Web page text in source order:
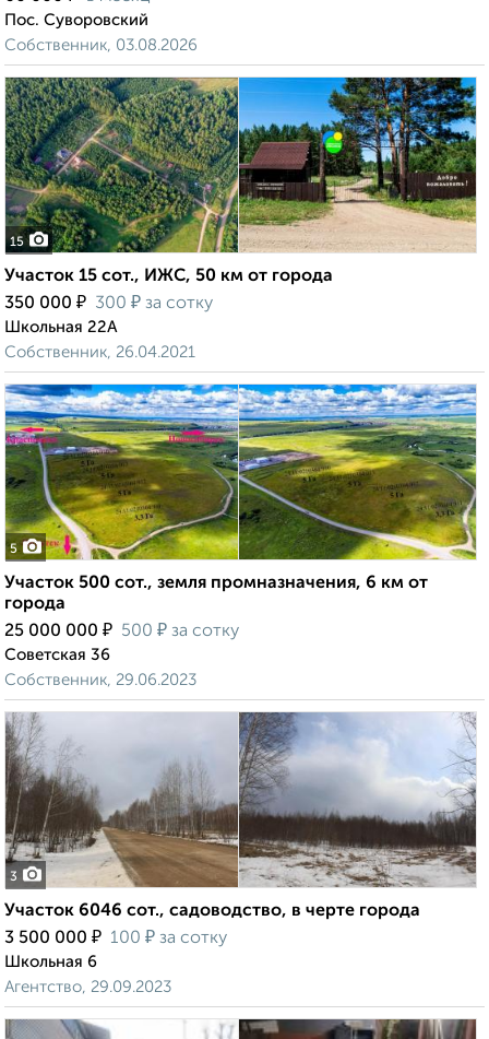
Пос. Суворовский
Собственник, 03.08.2026
15
Участок 15 сот., ИЖС, 50 км от города
350 000 ₽ 300 ₽ за сотку
Школьная 22А
Собственник, 26.04.2021
5
Участок 500 сот., земля промназначения, 6 км от
города
25 000 000 ₽ 500 ₽ за сотку
Советская 36
Собственник, 29.06.2023
3
Участок 6046 сот., садоводство, в черте города
3 500 000 ₽ 100 ₽ за сотку
Школьная 6
Агентство, 29.09.2023